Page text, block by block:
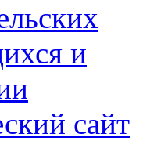
и
сайт